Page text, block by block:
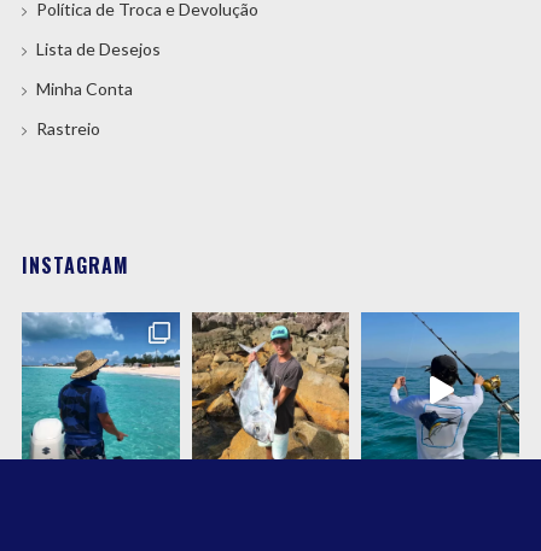
Política de Troca e Devolução
Lista de Desejos
Minha Conta
Rastreio
INSTAGRAM